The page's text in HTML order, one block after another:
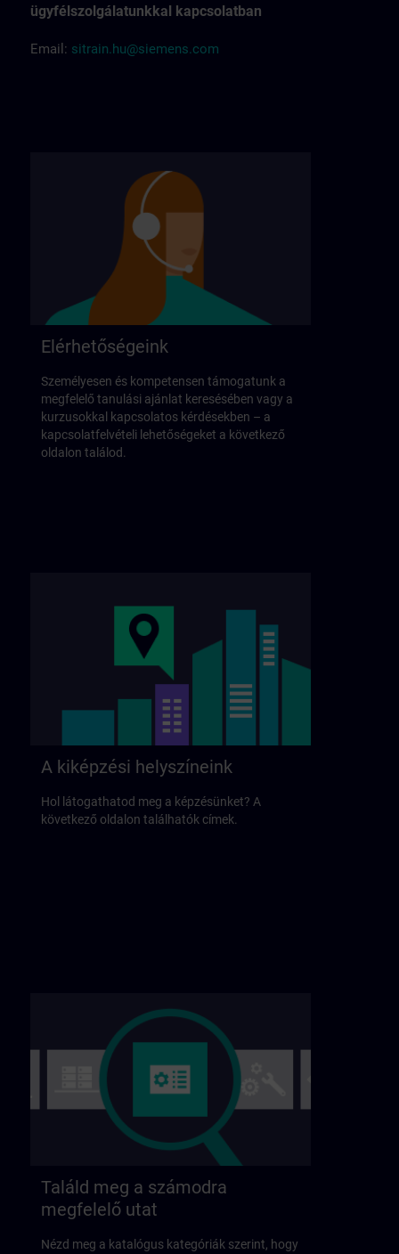
ügyfélszolgálatunkkal kapcsolatban
Email: sitrain.hu@siemens.com
Elérhetőségeink
Személyesen és kompetensen támogatunk a
megfelelő tanulási ajánlat keresésében vagy a
kurzusokkal kapcsolatos kérdésekben – a
kapcsolatfelvételi lehetőségeket a következő
oldalon találod.
A kiképzési helyszíneink
Hol látogathatod meg a képzésünket? A
következő oldalon találhatók címek.
Találd meg a számodra
megfelelő utat
Nézd meg a katalógus kategóriák szerint, hogy